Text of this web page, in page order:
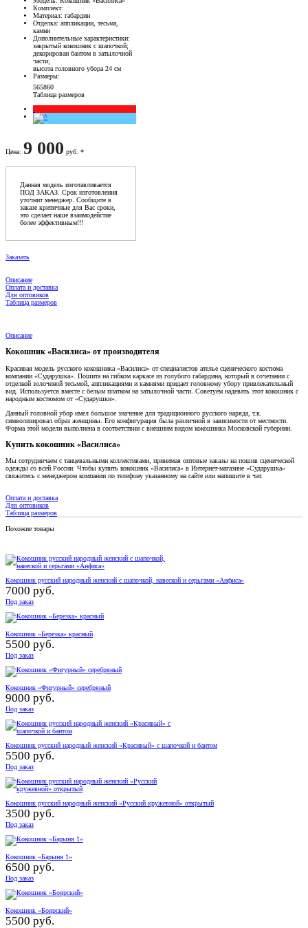
Комплект:
Материал: габардин
Отделка: аппликации, тесьма,
камни
Дополнительные характеристики:
закрытый кокошник с шапочкой;
декорирован бантом в затылочной
части;
высота головного убора 24 см
Размеры:
565860
Таблица размеров
Цена: 9 000 руб. *
Данная модель изготавливается
ПОД ЗАКАЗ. Срок изготовления
уточнит менеджер. Сообщите в
заказе критичные для Вас сроки,
это сделает наше взаимодейстие
более эффективным!!!
Заказать
Описание
Оплата и доставка
Для оптовиков
Таблица размеров
Описание
Кокошник «Василиса» от производителя
Красивая модель русского кокошника «Василиса» от специалистов ателье сценического костюма
компании «Сударушка». Пошита на гибком каркасе из голубого габардина, который в сочетании с
отделкой золоченой тесьмой, аппликациями и камнями придает головному убору привлекательный
вид. Используется вместе с белым платком на затылочной части. Советуем надевать этот кокошник с
народным костюмом от «Сударушки».
Данный головной убор имел большое значение для традиционного русского наряда, т.к.
символизировал образ женщины. Его конфигурация была различной в зависимости от местности.
Форма этой модели выполнена в соответствии с внешним видом кокошника Московской губернии.
Купить кокошник «Василиса»
Мы сотрудничаем с танцевальными коллективами, принимая оптовые заказы на пошив сценической
одежды со всей России. Чтобы купить кокошник «Василиса» в Интернет-магазине «Сударушка»
свяжитесь с менеджером компании по телефону указанному на сайте или напишите в чат.
Оплата и доставка
Для оптовиков
Таблица размеров
Похожие товары
Кокошник русский народный женский с шапочкой, навеской и серьгами «Анфиса»
7000 руб.
Под заказ
Кокошник «Березка» красный
5500 руб.
Под заказ
Кокошник «Фигурный» серебряный
9000 руб.
Под заказ
Кокошник русский народный женский «Красивый» с шапочкой и бантом
5500 руб.
Под заказ
Кокошник русский народный женский «Русский кружевной» открытый
3500 руб.
Под заказ
Кокошник «Барыня 1»
6500 руб.
Под заказ
Кокошник «Боярский»
5500 руб.